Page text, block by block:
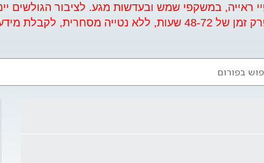
ראייה, במשקפי שמש ובעדשות מגע. לציבור הגולשים
לקבלת מידע: 3122*